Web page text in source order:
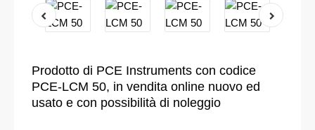
Prodotto di PCE Instruments con codice
PCE-LCM 50, in vendita online nuovo ed
usato e con possibilità di noleggio